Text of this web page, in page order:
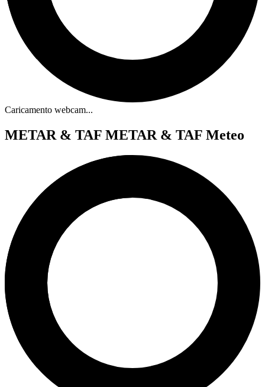
Caricamento webcam...
METAR & TAF METAR & TAF Meteo